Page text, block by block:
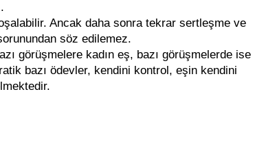
Ancak daha sonra tekrar sertleşme ve
söz edilemez.
görüşmelere kadın eş, bazı görüşmelerde ise
bazı ödevler, kendini kontrol, eşin kendini